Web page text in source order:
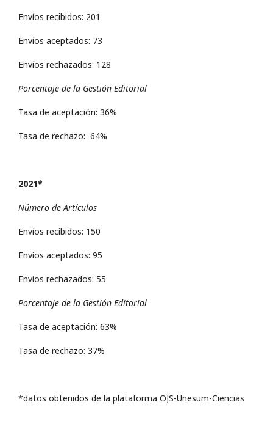
Envíos recibidos: 201
Envíos aceptados: 73
Envíos rechazados: 128
Porcentaje de la Gestión Editorial
Tasa de aceptación: 36%
Tasa de rechazo: 64%
2021*
Número de Artículos
Envíos recibidos: 150
Envíos aceptados: 95
Envíos rechazados: 55
Porcentaje de la Gestión Editorial
Tasa de aceptación: 63%
Tasa de rechazo: 37%
*datos obtenidos de la plataforma OJS-Unesum-Ciencias